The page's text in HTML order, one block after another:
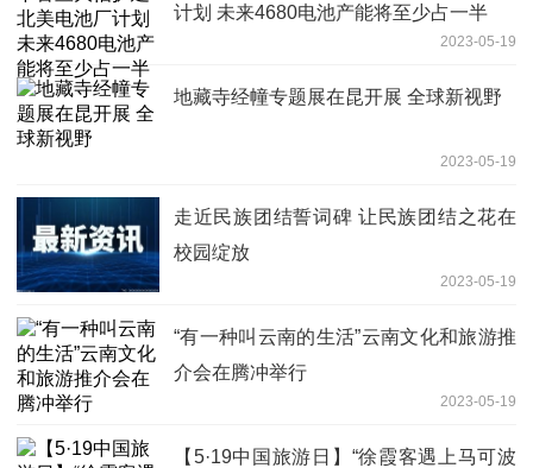
计划 未来4680电池产能将至少占一半
2023-05-19
地藏寺经幢专题展在昆开展 全球新视野
2023-05-19
走近民族团结誓词碑 让民族团结之花在
校园绽放
2023-05-19
“有一种叫云南的生活”云南文化和旅游推
介会在腾冲举行
2023-05-19
【5·19中国旅游日】“徐霞客遇上马可波